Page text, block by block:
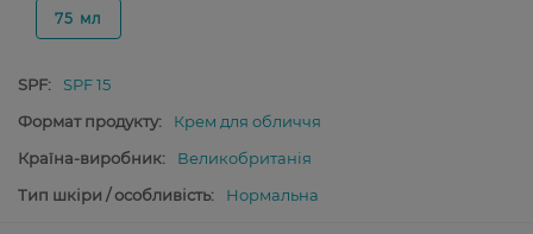
75 мл
SPF:
SPF 15
Формат продукту:
Крем для обличчя
Країна-виробник:
Великобританія
Тип шкіри / особливість:
Нормальна